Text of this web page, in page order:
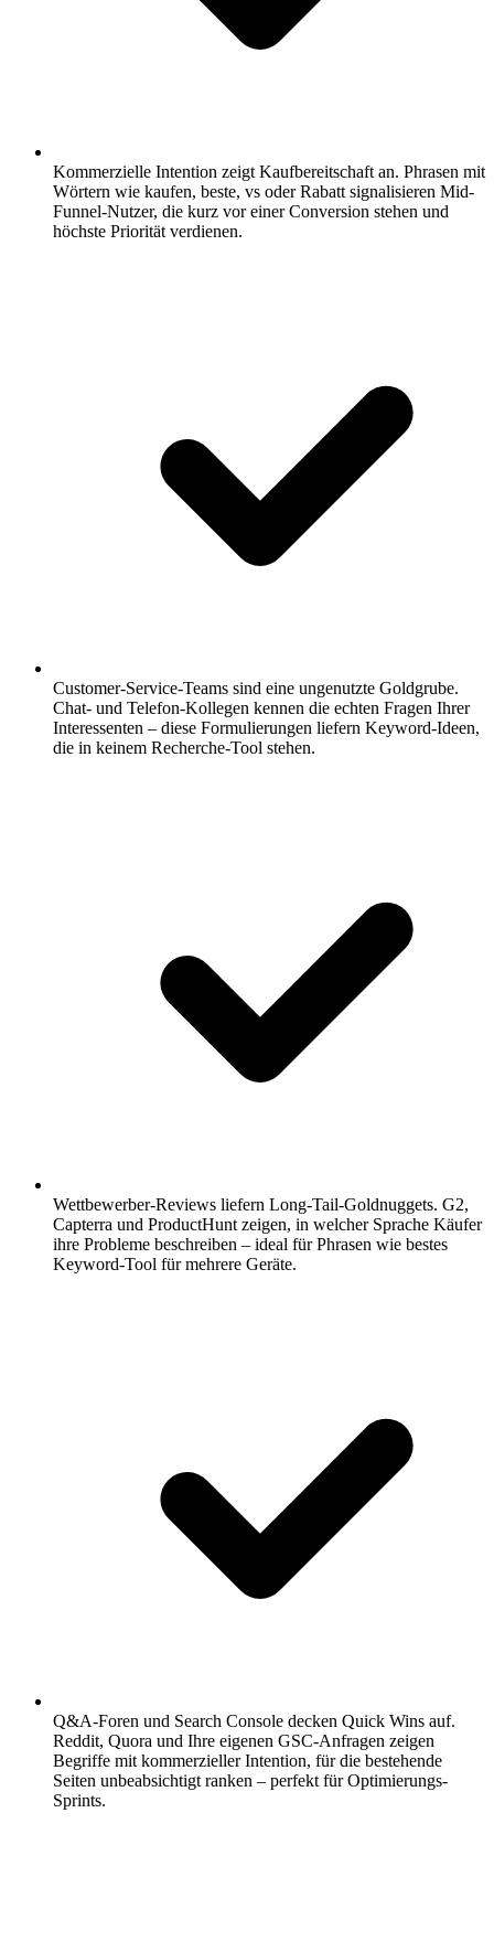
Kommerzielle Intention zeigt Kaufbereitschaft an. Phrasen mit
Wörtern wie kaufen, beste, vs oder Rabatt signalisieren Mid-
Funnel-Nutzer, die kurz vor einer Conversion stehen und
höchste Priorität verdienen.
Customer-Service-Teams sind eine ungenutzte Goldgrube.
Chat- und Telefon-Kollegen kennen die echten Fragen Ihrer
Interessenten – diese Formulierungen liefern Keyword-Ideen,
die in keinem Recherche-Tool stehen.
Wettbewerber-Reviews liefern Long-Tail-Goldnuggets. G2,
Capterra und ProductHunt zeigen, in welcher Sprache Käufer
ihre Probleme beschreiben – ideal für Phrasen wie bestes
Keyword-Tool für mehrere Geräte.
Q&A-Foren und Search Console decken Quick Wins auf.
Reddit, Quora und Ihre eigenen GSC-Anfragen zeigen
Begriffe mit kommerzieller Intention, für die bestehende
Seiten unbeabsichtigt ranken – perfekt für Optimierungs-
Sprints.